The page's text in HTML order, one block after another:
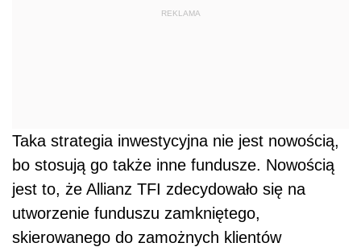
REKLAMA
Taka strategia inwestycyjna nie jest nowością,
bo stosują go także inne fundusze. Nowością
jest to, że Allianz TFI zdecydowało się na
utworzenie funduszu zamkniętego,
skierowanego do zamożnych klientów